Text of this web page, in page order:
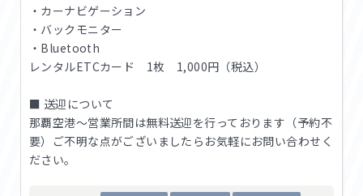
・カーナビゲーション
・バックモニター
・Bluetooth
レンタルETCカード 1枚 1,000円（税込）
■ 送迎について
那覇空港〜営業所間は無料送迎を行っております（予約不
要）ご不明な点がございましたらお気軽にお問い合わせく
ださい。